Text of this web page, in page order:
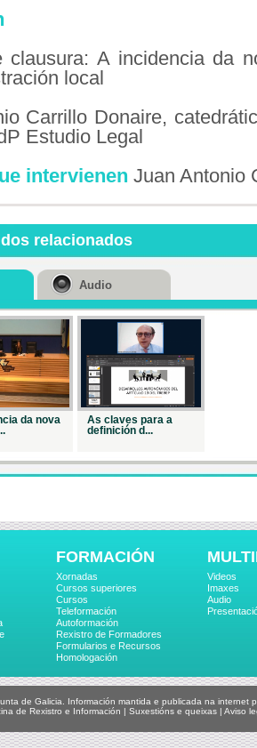
clausura: A incidencia da
local
Carrillo Donaire,
Estudio Legal
intervienen Juan Antonio
relacionados
da nova
As claves para a
definición d...
Audio
FORMACIÓN
Xornadas
Cursos superiores
Cursos
Teleformación
Autoformación
Rexistro de Formadores
Formularios e Recursos
Homologación
Videos
Imaxes
Audio
de Galicia. Información mantida e publicada na internet
de Rexistro e Información | Suxestións e queixas | Aviso